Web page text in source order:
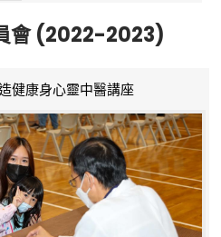
會 (2022-2023)
健康身心靈中醫講座